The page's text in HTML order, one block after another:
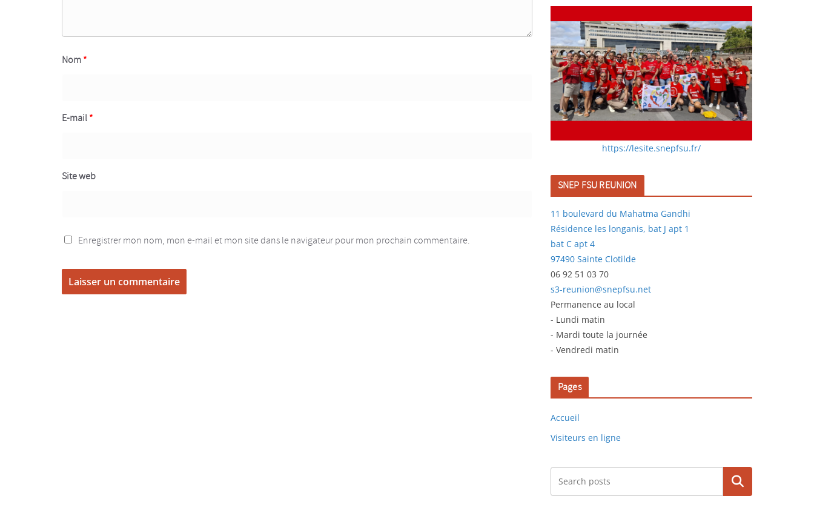
Nom*
E-mail*
Site web
Enregistrer mon nom, mon e-mail et mon site dans le navigateur pour mon prochain commentaire.
https://lesite.snepfsu.fr/
SNEP FSU REUNION
11 boulevard du Mahatma Gandhi
Résidence les longanis, bat J apt 1
bat C apt 4
97490 Sainte Clotilde
06 92 51 03 70
s3-reunion@snepfsu.net
Permanence au local
- Lundi matin
- Mardi toute la journée
- Vendredi matin
Pages
Accueil
Visiteurs en ligne
Rechercher